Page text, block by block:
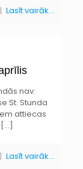
Lasīt vairāk...
nav:
St. Stunda
attiecas
[…]
Lasīt vairāk...